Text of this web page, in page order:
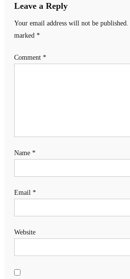
Leave a Reply
Your email address will not be published.
marked *
Comment *
Name *
Email *
Website